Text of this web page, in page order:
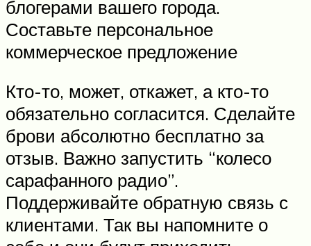
блогерами вашего города.
Составьте персональное
коммерческое предложение
Кто-то, может, откажет, а кто-то
обязательно согласится. Сделайте
брови абсолютно бесплатно за
отзыв. Важно запустить “колесо
сарафанного радио”.
Поддерживайте обратную связь с
клиентами. Так вы напомните о